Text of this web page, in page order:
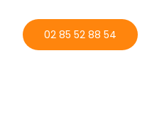
02 85 52 88 54